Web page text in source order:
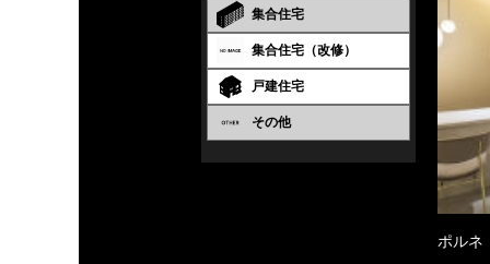
集合住宅
集合住宅（改修）
戸建住宅
その他
ポルネ